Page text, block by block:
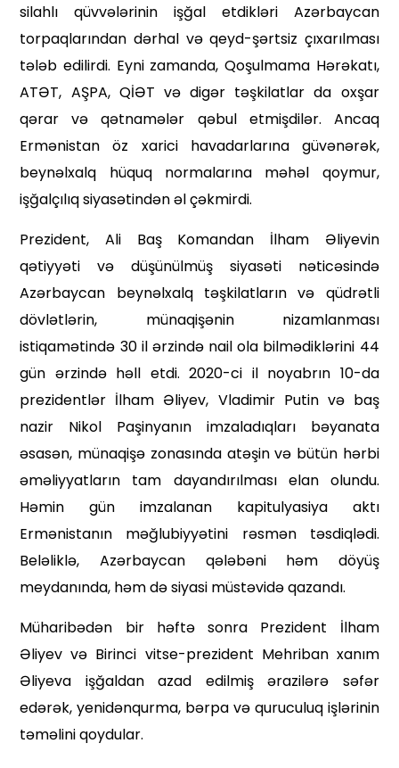
silahlı qüvvələrinin işğal etdikləri Azərbaycan
torpaqlarından dərhal və qeyd-şərtsiz çıxarılması
tələb edilirdi. Eyni zamanda, Qoşulmama Hərəkatı,
ATƏT, AŞPA, QİƏT və digər təşkilatlar da oxşar
qərar və qətnamələr qəbul etmişdilər. Ancaq
Ermənistan öz xarici havadarlarına güvənərək,
beynəlxalq hüquq normalarına məhəl qoymur,
işğalçılıq siyasətindən əl çəkmirdi.
Prezident, Ali Baş Komandan İlham Əliyevin
qətiyyəti və düşünülmüş siyasəti nəticəsində
Azərbaycan beynəlxalq təşkilatların və qüdrətli
dövlətlərin, münaqişənin nizamlanması
istiqamətində 30 il ərzində nail ola bilmədiklərini 44
gün ərzində həll etdi. 2020-ci il noyabrın 10-da
prezidentlər İlham Əliyev, Vladimir Putin və baş
nazir Nikol Paşinyanın imzaladıqları bəyanata
əsasən, münaqişə zonasında atəşin və bütün hərbi
əməliyyatların tam dayandırılması elan olundu.
Həmin gün imzalanan kapitulyasiya aktı
Ermənistanın məğlubiyyətini rəsmən təsdiqlədi.
Beləliklə, Azərbaycan qələbəni həm döyüş
meydanında, həm də siyasi müstəvidə qazandı.
Müharibədən bir həftə son­ra Prezident İlham
Əliyev və Birinci vitse-prezident Mehriban xanım
Əliyeva işğaldan azad edilmiş ərazilərə səfər
edərək, yenidənqurma, bərpa və quruculuq işlərinin
təməlini qoydular.